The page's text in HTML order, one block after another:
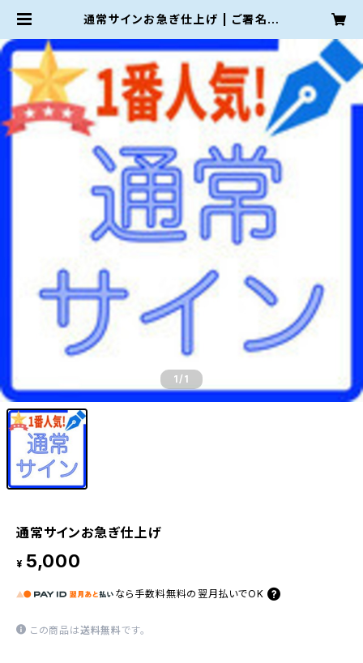
通常サインお急ぎ仕上げ | ご署名ネ
1/1
通常サインお急ぎ仕上げ
¥ 5,000
なら 手数料無料の 翌月払いでOK
この商品は送料無料です。